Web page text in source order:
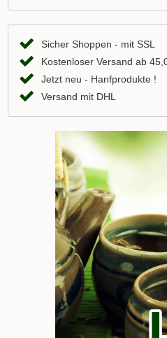
Sicher Shoppen - mit SSL
Kostenloser Versand ab
Jetzt neu - Hanfprodukte !
Versand mit DHL